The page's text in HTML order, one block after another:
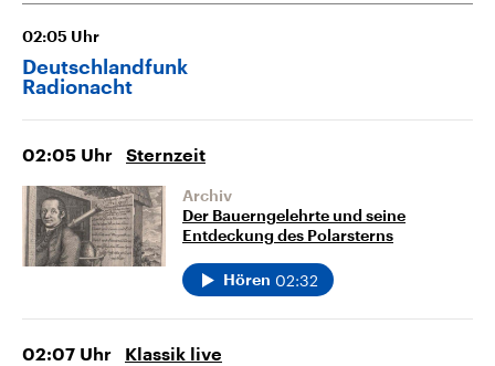
02:05 Uhr
Deutschlandfunk
Radionacht
02:05 Uhr Sternzeit
Archiv
Der Bauerngelehrte und seine
Entdeckung des Polarsterns
Hören 02:32
02:07 Uhr Klassik live